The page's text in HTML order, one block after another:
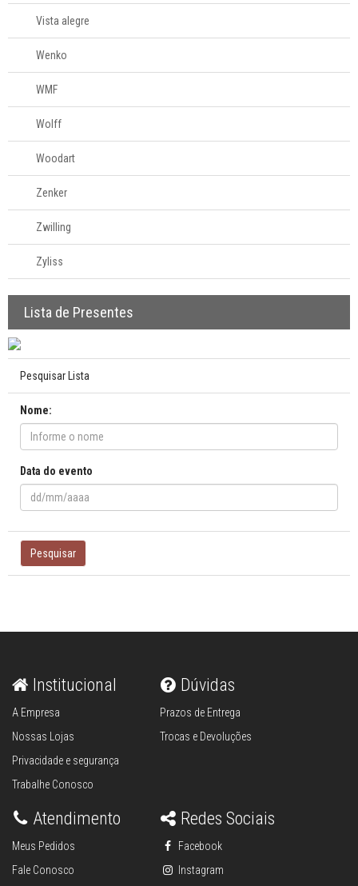
Vista alegre
Wenko
WMF
Wolff
Woodart
Zenker
Zwilling
Zyliss
Lista de Presentes
Pesquisar Lista
Nome:
Data do evento
Pesquisar
Institucional
A Empresa
Nossas Lojas
Privacidade e segurança
Trabalhe Conosco
Dúvidas
Prazos de Entrega
Trocas e Devoluções
Atendimento
Meus Pedidos
Fale Conosco
Redes Sociais
Facebook
Instagram